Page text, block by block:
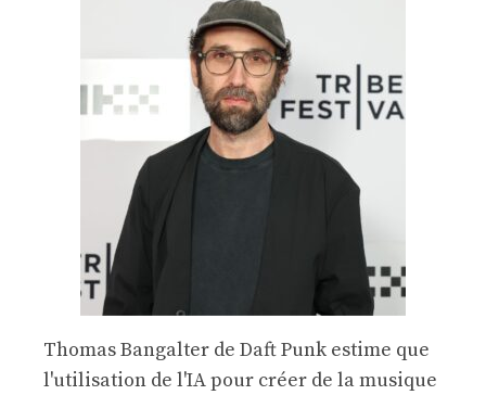
Thomas Bangalter de Daft Punk estime que
l'utilisation de l'IA pour créer de la musique